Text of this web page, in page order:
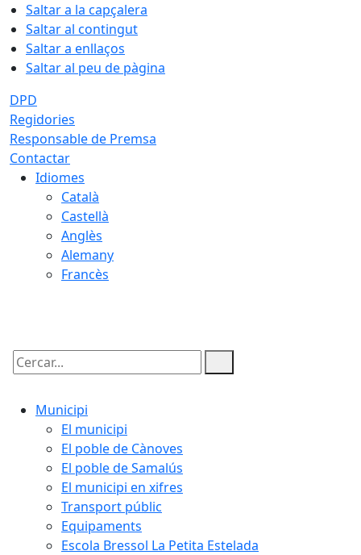
Saltar a la capçalera
Saltar al contingut
Saltar a enllaços
Saltar al peu de pàgina
DPD
Regidories
Responsable de Premsa
Contactar
Idiomes
Català
Castellà
Anglès
Alemany
Francès
Cercar:
Municipi
El municipi
El poble de Cànoves
El poble de Samalús
El municipi en xifres
Transport públic
Equipaments
Escola Bressol La Petita Estelada